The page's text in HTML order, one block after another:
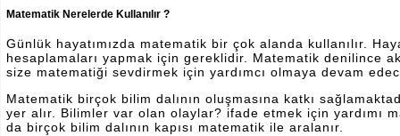
Matematik Nerelerde Kullanılır ?
Günlük hayatımızda matematik bir çok alanda kullanılır.
hesaplamaları yapmak için gereklidir. Matematik denilince
size matematiği sevdirmek için yardımcı olmaya devam
Matematik birçok bilim dalının oluşmasına katkı
yer alır. Bilimler var olan olaylar? ifade etmek için yardımı
da birçok bilim dalının kapısı matematik ile aralanır.